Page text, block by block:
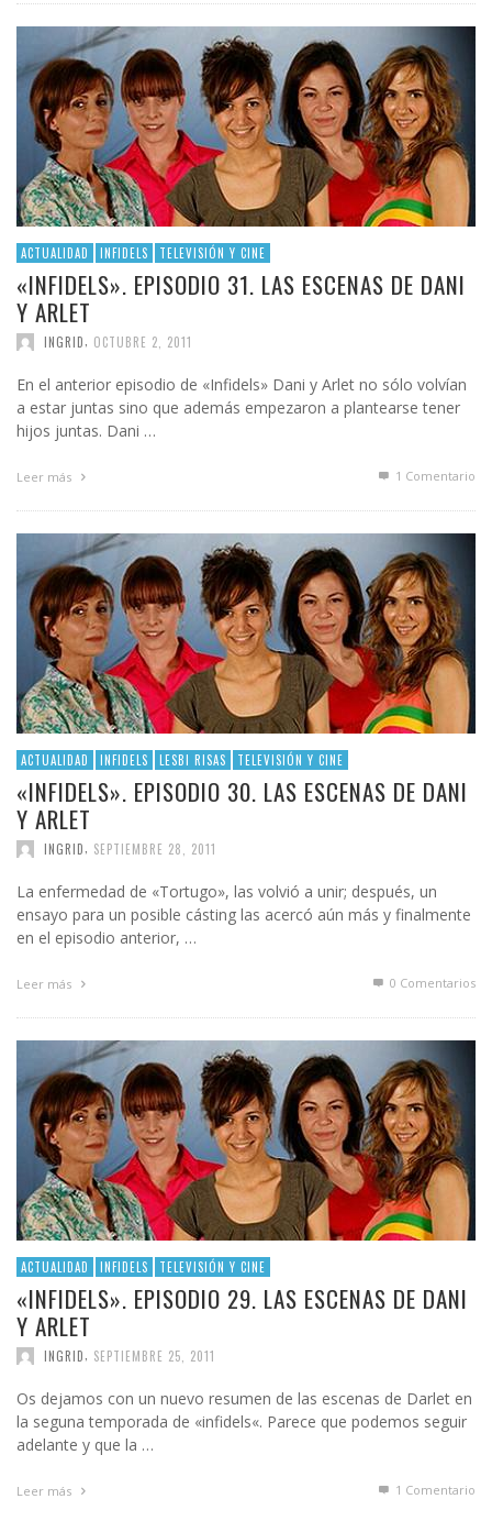
ACTUALIDAD INFIDELS TELEVISIÓN Y CINE
«INFIDELS». EPISODIO 31. LAS ESCENAS DE DANI
Y ARLET
INGRID OCTUBRE 2, 2011
En el anterior episodio de «Infidels» Dani y Arlet no sólo volvían
a estar juntas sino que además empezaron a plantearse tener
hijos juntas. Dani …
Leer más 1 Comentario
ACTUALIDAD INFIDELS LESBI RISAS TELEVISIÓN Y CINE
«INFIDELS». EPISODIO 30. LAS ESCENAS DE DANI
Y ARLET
INGRID SEPTIEMBRE 28, 2011
La enfermedad de «Tortugo», las volvió a unir; después, un
ensayo para un posible cásting las acercó aún más y finalmente
en el episodio anterior, …
Leer más 0 Comentarios
ACTUALIDAD INFIDELS TELEVISIÓN Y CINE
«INFIDELS». EPISODIO 29. LAS ESCENAS DE DANI
Y ARLET
INGRID SEPTIEMBRE 25, 2011
Os dejamos con un nuevo resumen de las escenas de Darlet en
la seguna temporada de «infidels«. Parece que podemos seguir
adelante y que la …
Leer más 1 Comentario